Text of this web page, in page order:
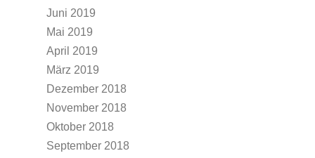
Juni 2019
Mai 2019
April 2019
März 2019
Dezember 2018
November 2018
Oktober 2018
September 2018